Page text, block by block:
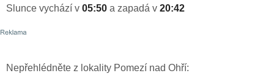
Slunce vychází v 05:50 a zapadá v 20:42
Nepřehlédněte z lokality Pomezí nad Ohří: